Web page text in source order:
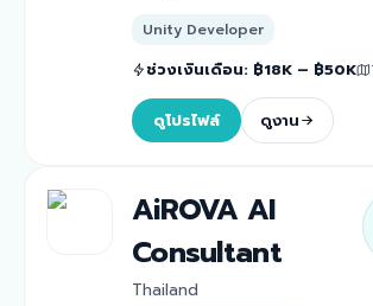
Unity Developer
ช่วงเงินเดือน: ฿18K – ฿50K
ดูโปรไฟล์ ดูงาน
AiROVA AI
Consultant
Thailand